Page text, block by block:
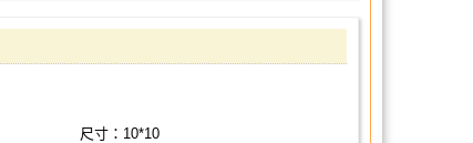
尺寸：10*10